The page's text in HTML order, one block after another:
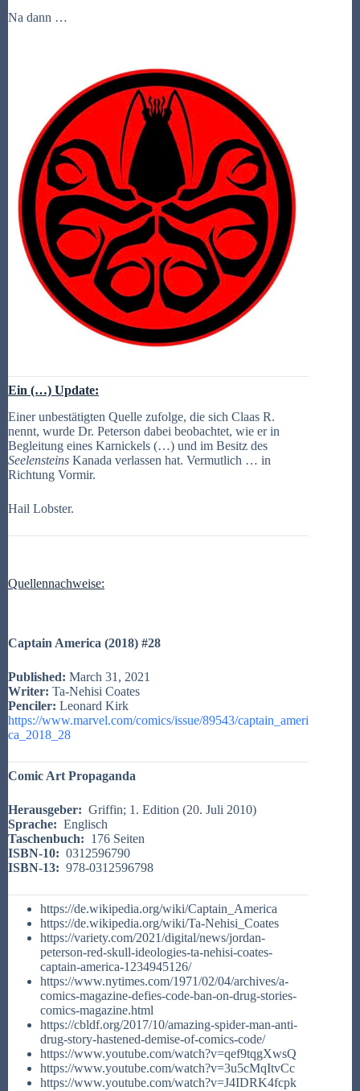
Na dann …
Ein (…) Update:
Einer unbestätigten Quelle zufolge, die sich Claas R.
nennt, wurde Dr. Peterson dabei beobachtet, wie er in
Begleitung eines Karnickels (…) und im Besitz des
Seelensteins Kanada verlassen hat. Vermutlich … in
Richtung Vormir.
Hail Lobster.
Quellennachweise:
Captain America (2018) #28
Published: March 31, 2021
Writer: Ta-Nehisi Coates
Penciler: Leonard Kirk
https://www.marvel.com/comics/issue/89543/captain_ameri
ca_2018_28
Comic Art Propaganda
Herausgeber: ‎ Griffin; 1. Edition (20. Juli 2010)
Sprache: Englisch
Taschenbuch: 176 Seiten
ISBN-10: 0312596790
ISBN-13: 978-0312596798
https://de.wikipedia.org/wiki/Captain_America
https://de.wikipedia.org/wiki/Ta-Nehisi_Coates
https://variety.com/2021/digital/news/jordan-
peterson-red-skull-ideologies-ta-nehisi-coates-
captain-america-1234945126/
https://www.nytimes.com/1971/02/04/archives/a-
comics-magazine-defies-code-ban-on-drug-stories-
comics-magazine.html
https://cbldf.org/2017/10/amazing-spider-man-anti-
drug-story-hastened-demise-of-comics-code/
https://www.youtube.com/watch?v=qef9tqgXwsQ
https://www.youtube.com/watch?v=3u5cMqItvCc
https://www.youtube.com/watch?v=J4IDRK4fcpk